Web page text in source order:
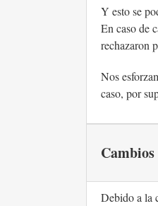
Y esto se
En caso de
rechazaron
Nos
caso, por
Cambios
Debido a la